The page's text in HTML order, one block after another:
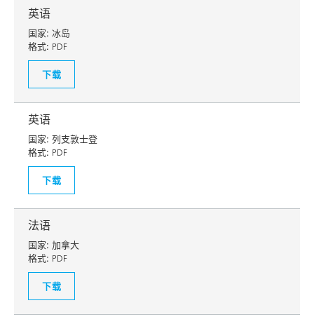
英语
国家: 冰岛
格式: PDF
下载
英语
国家: 列支敦士登
格式: PDF
下载
法语
国家: 加拿大
格式: PDF
下载